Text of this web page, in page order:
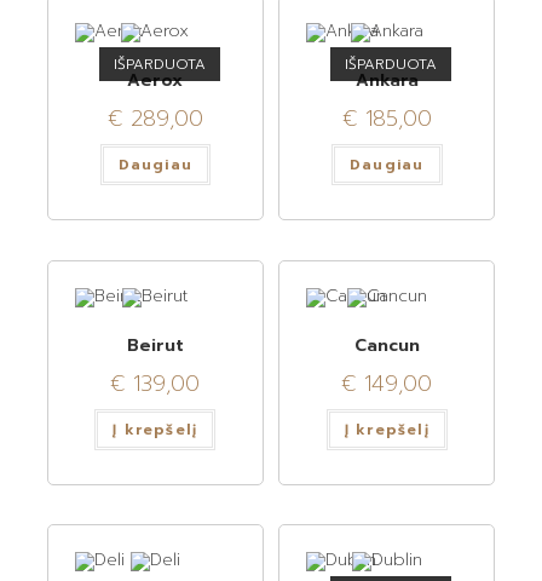
IŠPARDUOTA
Aerox
€289,00
Daugiau
IŠPARDUOTA
Ankara
€185,00
Daugiau
Beirut
€ 139,00
Į krepšelį
Cancun
€ 149,00
Į krepšelį